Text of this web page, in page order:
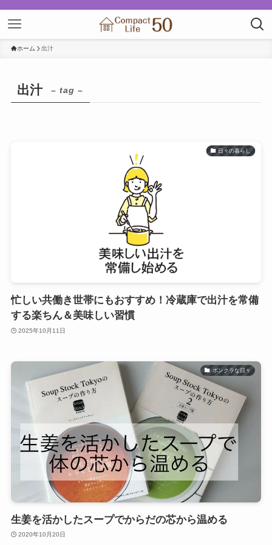
ホーム 出汁
出汁 – tag –
日々の暮らし
忙しい共働き世帯にもおすすめ！冷蔵庫で出汁を常備
する楽ちん＆美味しい習慣
2025年10月11日
ボンクラな日々
生姜を活かしたスープでからだの芯から温める
2020年10月20日